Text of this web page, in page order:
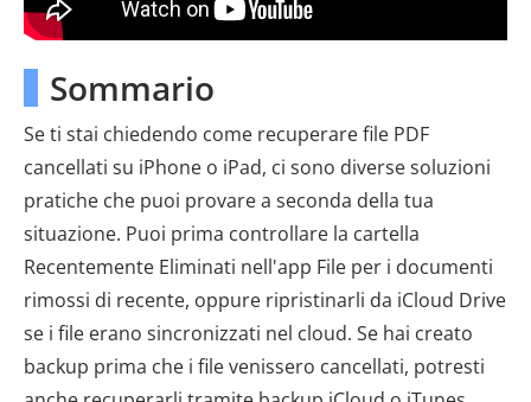
Sommario
Se ti stai chiedendo come recuperare file PDF
cancellati su iPhone o iPad, ci sono diverse soluzioni
pratiche che puoi provare a seconda della tua
situazione. Puoi prima controllare la cartella
Recentemente Eliminati nell'app File per i documenti
rimossi di recente, oppure ripristinarli da iCloud Drive
se i file erano sincronizzati nel cloud. Se hai creato
backup prima che i file venissero cancellati, potresti